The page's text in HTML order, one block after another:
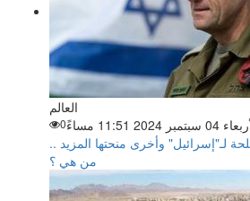
العالم
سبتمبر 2024 11:51 مساءً
0
لـ"إسرائيل" وأخرى منحتها المزيد ..
من هي ؟